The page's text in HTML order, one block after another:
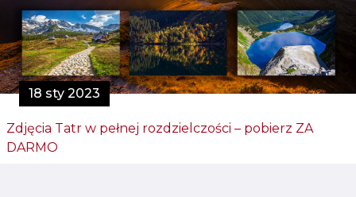
18 sty 2023
Zdjęcia Tatr w pełnej rozdzielczości – pobierz ZA
DARMO